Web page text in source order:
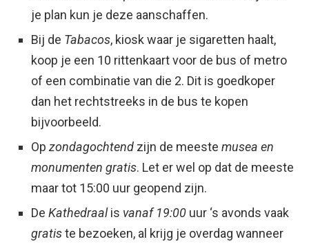
je plan kun je deze aanschaffen.
Bij de Tabacos, kiosk waar je sigaretten haalt,
koop je een 10 rittenkaart voor de bus of metro
of een combinatie van die 2. Dit is goedkoper
dan het rechtstreeks in de bus te kopen
bijvoorbeeld.
Op zondagochtend zijn de meeste musea en
monumenten gratis. Let er wel op dat de meeste
maar tot 15:00 uur geopend zijn.
De Kathedraalis vanaf 19:00 uur ‘s avonds vaak
gratiste bezoeken, al krijg je overdag wanneer